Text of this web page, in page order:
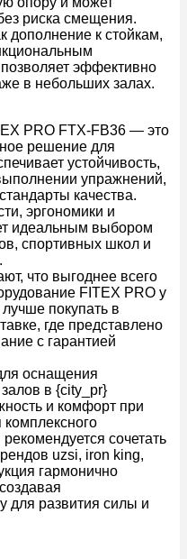
риска смещения.
дополнение к стойкам,
эффективно
в небольших залах.
PRO FTX-FB36 — это
решение для
устойчивость,
упражнений,
качества.
эргономики и
идеальным выбором
спортивных школ и
что выгоднее всего
FITEX PRO у
покупать в
где представлено
с гарантией
оснащения
в {city_pr}
и комфорт при
сочетать
uzsi, iron king,
гармонично
для развития силы и